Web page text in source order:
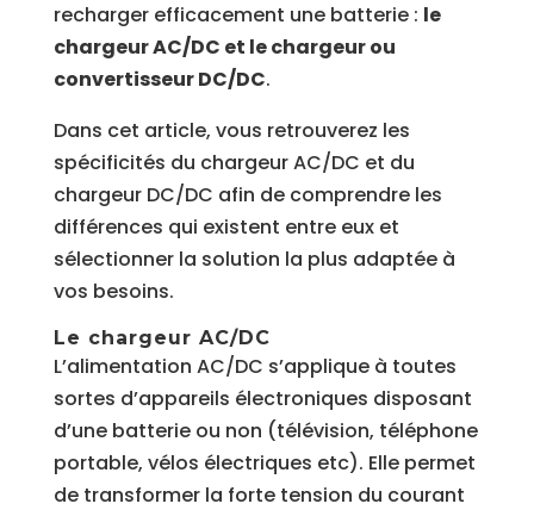
recharger efficacement une batterie : le
chargeur AC/DC et le chargeur ou
convertisseur DC/DC.
Dans cet article, vous retrouverez les
spécificités du chargeur AC/DC et du
chargeur DC/DC afin de comprendre les
différences qui existent entre eux et
sélectionner la solution la plus adaptée à
vos besoins.
Le chargeur AC/DC
L’alimentation AC/DC s’applique à toutes
sortes d’appareils électroniques disposant
d’une batterie ou non (télévision, téléphone
portable, vélos électriques etc). Elle permet
de transformer la forte tension du courant